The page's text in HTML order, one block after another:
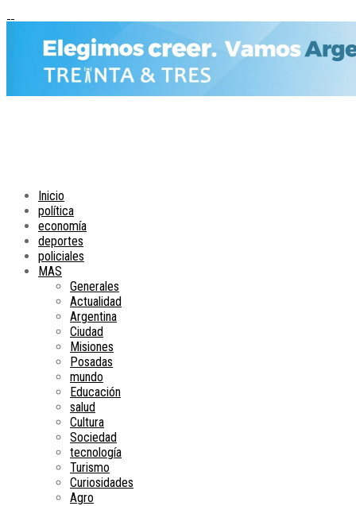
Inicio
política
economía
deportes
policiales
MAS
Generales
Actualidad
Argentina
Ciudad
Misiones
Posadas
mundo
Educación
salud
Cultura
Sociedad
tecnología
Turismo
Curiosidades
Agro